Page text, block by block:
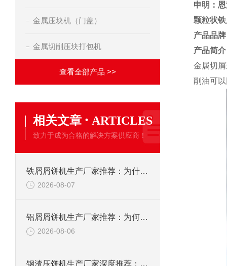
金属压块机（门盖）
金属切削压块打包机
查看全部产品 >>
相关文章 · ARTICLES
致力于成为合格的解决方案供应商！
铁屑屑饼机生产厂家推荐：为什么恩派特是您的优选伙伴
2026-08-07
铝屑屑饼机生产厂家推荐：为何恩派特成为金属回收行业的“隐形优选”？
2026-08-06
钢渣压饼机生产厂家深度推荐：为何恩派特成为高净值产线的优选
申明：
颗粒状
产品品
产品简
金属切
削油可